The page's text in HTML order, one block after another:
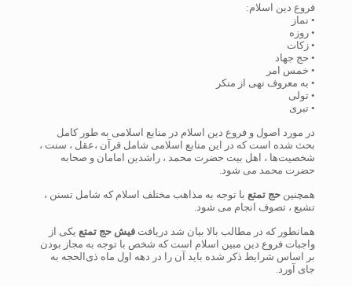
فروع دین اسلام:
• نماز
• روزه
• زکات
• حج جهاد
• خمس امر
• به معروف نهی از منکر
• تولی
• تبری
در مورد اصول و فروع دین اسلام در منابع اسلامی به طور کامل
بحث شده است که در این منابع اسلامی شامل قرآن ،عقل ، سنت ،
شخصیت‌ها ، اهل بیت حضرت محمد ، راشدین امامان و صحابه
حضرت محمد می شود.
همچنین حج تمتع با توجه به مذاهب مختلف اسلام که شامل تسنن ،
تشیع ، تصوف انجام می شود.
همانطور که در مطالب بالا بیان شد دریافت فیش حج تمتع یکی از
واجبات فروع دین مبین اسلام است که شخص با توجه به مجاز بودن
بر اساس شرایط ذکر شده باید آن را در دهه اول ماه ذی‌الحجه به
جای آورد.